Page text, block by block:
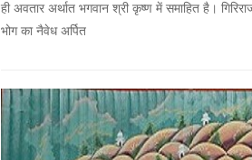
ही अवतार अर्थात भगवान श्री कृष्ण में समाहित है।
भोग का नैवेध अर्पित